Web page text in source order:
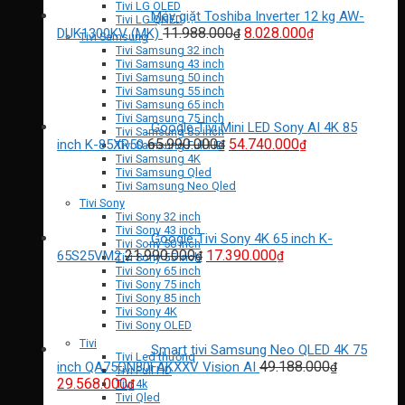
Tivi LG OLED
Tivi LG QNED
Tivi Samsung
Tivi Samsung 32 inch
Tivi Samsung 43 inch
Tivi Samsung 50 inch
Tivi Samsung 55 inch
Tivi Samsung 65 inch
Tivi Samsung 75 inch
Tivi Samsung 85 inch
Tivi Samsung Full HD
Tivi Samsung 4K
Tivi Samsung Qled
Tivi Samsung Neo Qled
Tivi Sony
Tivi Sony 32 inch
Tivi Sony 43 inch
Tivi Sony 50 inch
Tivi Sony 55 inch
Tivi Sony 65 inch
Tivi Sony 75 inch
Tivi Sony 85 inch
Tivi Sony 4K
Tivi Sony OLED
Tivi
Tivi Led thường
Tivi Full HD
Tivi 4k
Tivi Qled
Máy giặt Toshiba Inverter 12 kg AW-
DUK1300KV (MK) 11.988.000₫ Giá
8.028.000₫Giá
Google Tivi Mini LED Sony AI 4K 85
inch K-85XR50 65.990.000₫ Giá
là:
65.990.000₫.
54.740.000₫Giá
Google Tivi Sony 4K 65 inch K-
65S25VM2 21.990.000₫ Giá
17.390.000₫Giá
Smart tivi Samsung Neo QLED 4K 75
inch QA75QN80FAKXXV Vision AI 49.188.000₫
Giá
29.568.000₫Giá
hiện